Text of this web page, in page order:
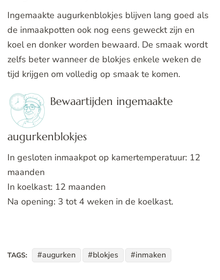
Ingemaakte augurkenblokjes blijven lang goed als
de inmaakpotten ook nog eens geweckt zijn en
koel en donker worden bewaard. De smaak wordt
zelfs beter wanneer de blokjes enkele weken de
tijd krijgen om volledig op smaak te komen.
Bewaartijden ingemaakte
augurkenblokjes
In gesloten inmaakpot op kamertemperatuur: 12
maanden
In koelkast: 12 maanden
Na opening: 3 tot 4 weken in de koelkast.
TAGS: augurken blokjes inmaken